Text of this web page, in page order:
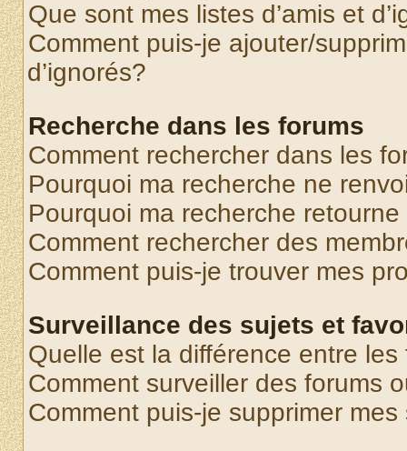
Que sont mes listes d’amis et
Comment puis-je ajouter/
d’ignorés?
Recherche dans les forums
Comment rechercher dans les
Pourquoi ma recherche ne
Pourquoi ma recherche
Comment rechercher des
Comment puis-je trouver mes
Surveillance des sujets et
Quelle est la différence entre
Comment surveiller des forums
Comment puis-je supprimer